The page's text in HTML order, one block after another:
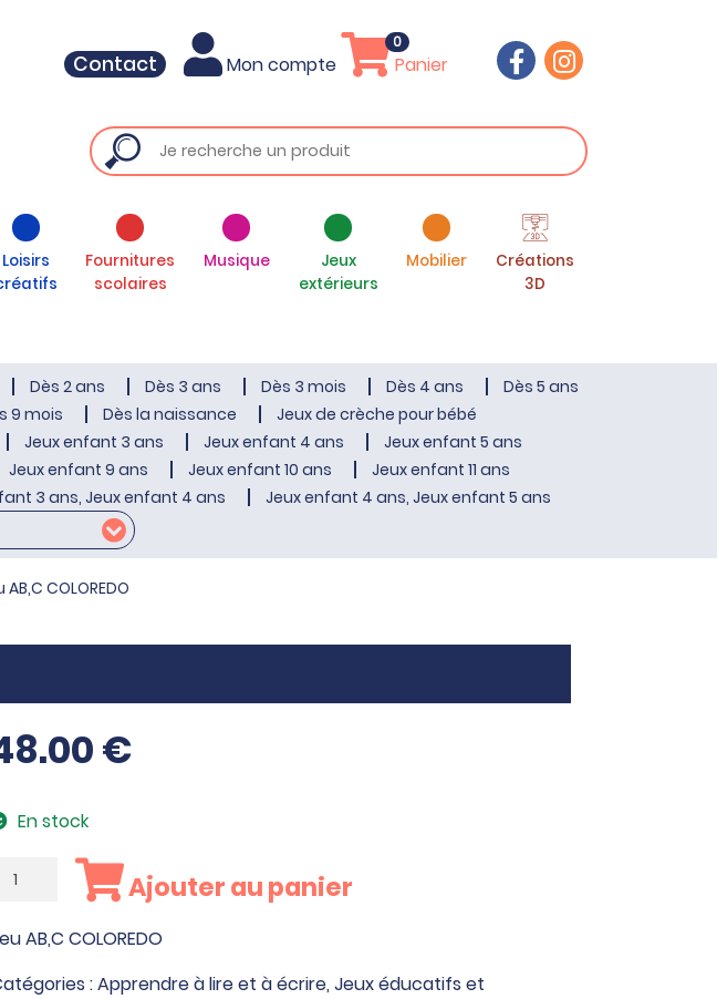
Contact Mon compte Panier
0
Loisirs
Fournitures
scolaires
Musique
Jeux
extérieurs
Mobilier
Créations
3D
Dès 2 ans Dès 3 ans Dès 3 mois Dès 4 ans
Dès 5 ans
9 mois Dès la naissance
Jeux de crèche pour bébé
Jeux enfant 3 ans Jeux enfant 4 ans
Jeux enfant 5 ans
Jeux enfant 9 ans Jeux enfant 10 ans
Jeux enfant 11 ans
3 ans, Jeux enfant 4 ans Jeux enfant 4 ans, Jeux enfant 5 ans
AB,C COLOREDO
€
En stock
quantité
Ajouter au panier
AB,C COLOREDO
:Apprendre à lire et à écrire, Jeux éducatifs et